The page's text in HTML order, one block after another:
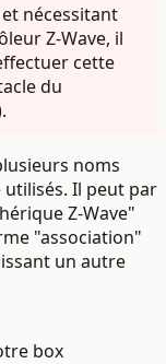
nécessitant
Z-Wave, il
cette
du
noms
Il peut par
Z-Wave"
"association"
un autre
box